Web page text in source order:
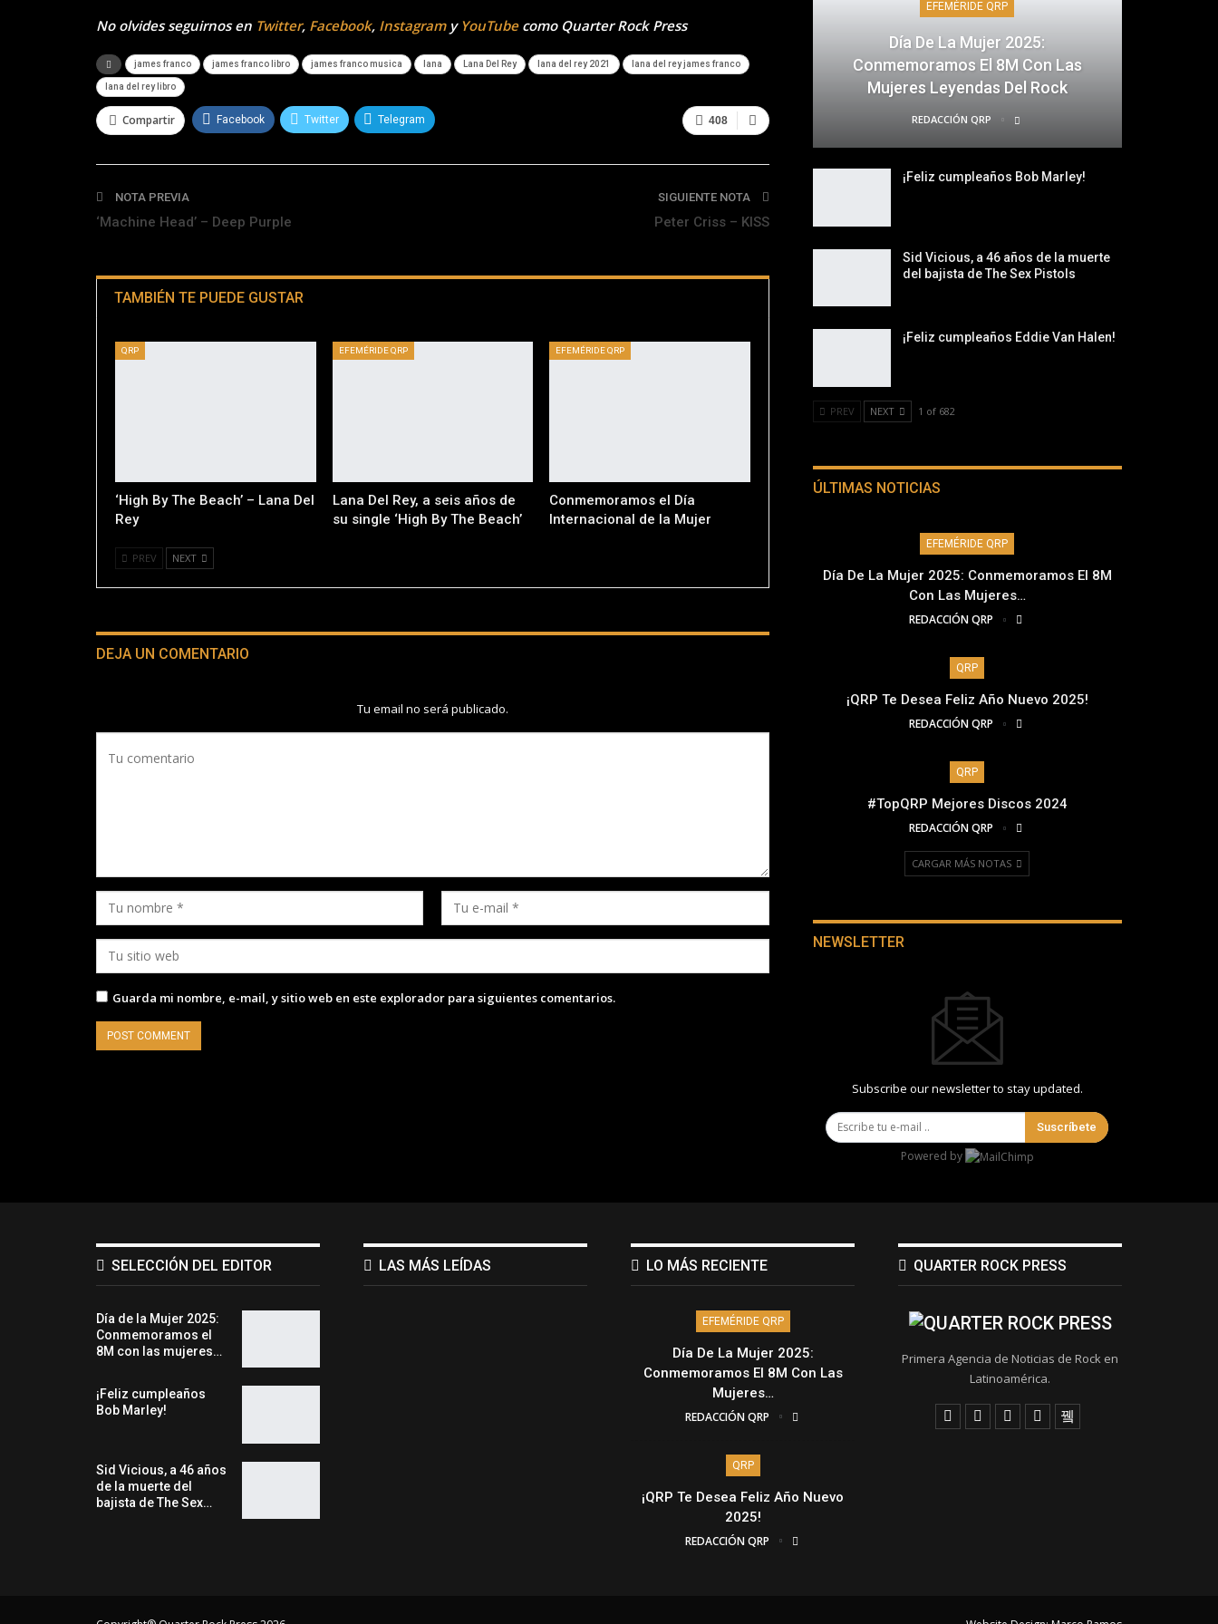
No olvides seguirnos en Twitter, Facebook, Instagramy YouTubecomo Quarter Rock Press
james franco james franco libro james franco musica lana Lana Del Rey lana del rey 2021 lana del rey james franco
lana del rey libro
408
Compartir Facebook Twitter Telegram
NOTA PREVIA
‘Machine Head’ – Deep Purple
SIGUIENTE NOTA
Peter Criss – KISS
TAMBIÉN TE PUEDE GUSTAR
QRP
‘High By The Beach’ – Lana Del
Rey
EFEMÉRIDE QRP
Lana Del Rey, a seis años de
su single ‘High By The Beach’
EFEMÉRIDE QRP
Conmemoramos el Día
Internacional de la Mujer
PREV NEXT
DEJA UN COMENTARIO
Tu email no será publicado.
Guarda mi nombre, e-mail, y sitio web en este explorador para siguientes comentarios.
EFEMÉRIDE QRP
Día De La Mujer 2025:
Conmemoramos El 8M Con Las
Mujeres Leyendas Del Rock
REDACCIÓN QRP
¡Feliz cumpleaños Bob Marley!
Sid Vicious, a 46 años de la muerte
del bajista de The Sex Pistols
¡Feliz cumpleaños Eddie Van Halen!
PREV NEXT 1 of 682
ÚLTIMAS NOTICIAS
EFEMÉRIDE QRP
Día De La Mujer 2025: Conmemoramos El 8M
Con Las Mujeres…
REDACCIÓN QRP
QRP
¡QRP Te Desea Feliz Año Nuevo 2025!
REDACCIÓN QRP
QRP
#TopQRP Mejores Discos 2024
REDACCIÓN QRP
CARGAR MÁS NOTAS
NEWSLETTER
Subscribe our newsletter to stay updated.
Suscríbete
Powered by
SELECCIÓN DEL EDITOR
Día de la Mujer 2025:
Conmemoramos el
8M con las mujeres…
¡Feliz cumpleaños
Bob Marley!
Sid Vicious, a 46 años
de la muerte del
bajista de The Sex…
LAS MÁS LEÍDAS LO MÁS RECIENTE
EFEMÉRIDE QRP
Día De La Mujer 2025:
Conmemoramos El 8M Con Las
Mujeres…
REDACCIÓN QRP
QRP
¡QRP Te Desea Feliz Año Nuevo
2025!
REDACCIÓN QRP
QUARTER ROCK PRESS
Primera Agencia de Noticias de Rock en
Latinoamérica.